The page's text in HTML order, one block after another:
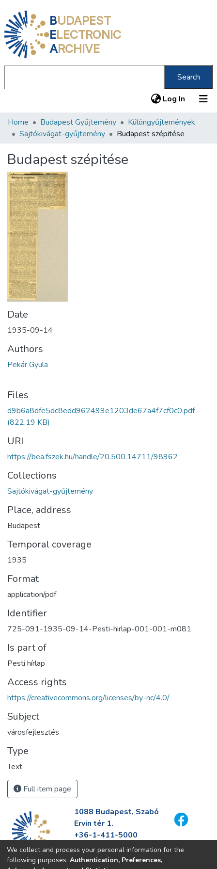
BUDAPEST
ELECTRONIC
ARCHIVE
Search
Log In (current)
Communities & Collections
Statistics
About us
Home Budapest Gyűjtemény
Különgyűjtemények
Sajtókivágat-gyűjtemény
Budapest szépitése
Budapest szépitése
Date
1935-09-14
Authors
Pekár Gyula
Files
d9b6a8dfe5dc8edd962499e1203de67a4f7cf0c0.pdf
(822.19 KB)
URI
https://bea.fszek.hu/handle/20.500.14711/98962
Collections
Sajtókivágat-gyűjtemény
Place, address
Budapest
Temporal coverage
1935
Format
application/pdf
Identifier
725-091-1935-09-14-Pesti-hirlap-001-001-m081
Is part of
Pesti hírlap
Access rights
https://creativecommons.org/licenses/by-nc/4.0/
Subject
városfejlesztés
Type
Text
Full item page
1088 Budapest, Szabó
Ervin tér 1.
+36-1-411-5000
info@fszek.hu
https://fszek.hu
We collect and process your personal information for the
following purposes: Authentication, Preferences,